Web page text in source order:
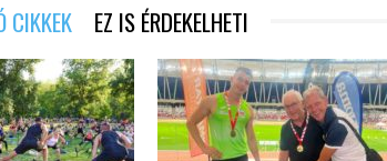
CIKKEK EZ IS ÉRDEKELHETI